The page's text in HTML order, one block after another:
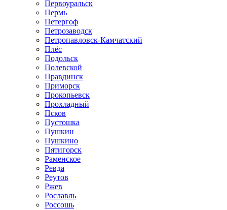
Первоуральск
Пермь
Петергоф
Петрозаводск
Петропавловск-Камчатский
Плёс
Подольск
Полевской
Правдинск
Приморск
Прокопьевск
Прохладный
Псков
Пустошка
Пушкин
Пушкино
Пятигорск
Раменское
Ревда
Реутов
Ржев
Рославль
Россошь